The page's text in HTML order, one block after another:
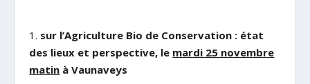
sur l’Agriculture Bio de Conservation : état
des lieux et perspective, le mardi 25 novembre
matin à Vaunaveys